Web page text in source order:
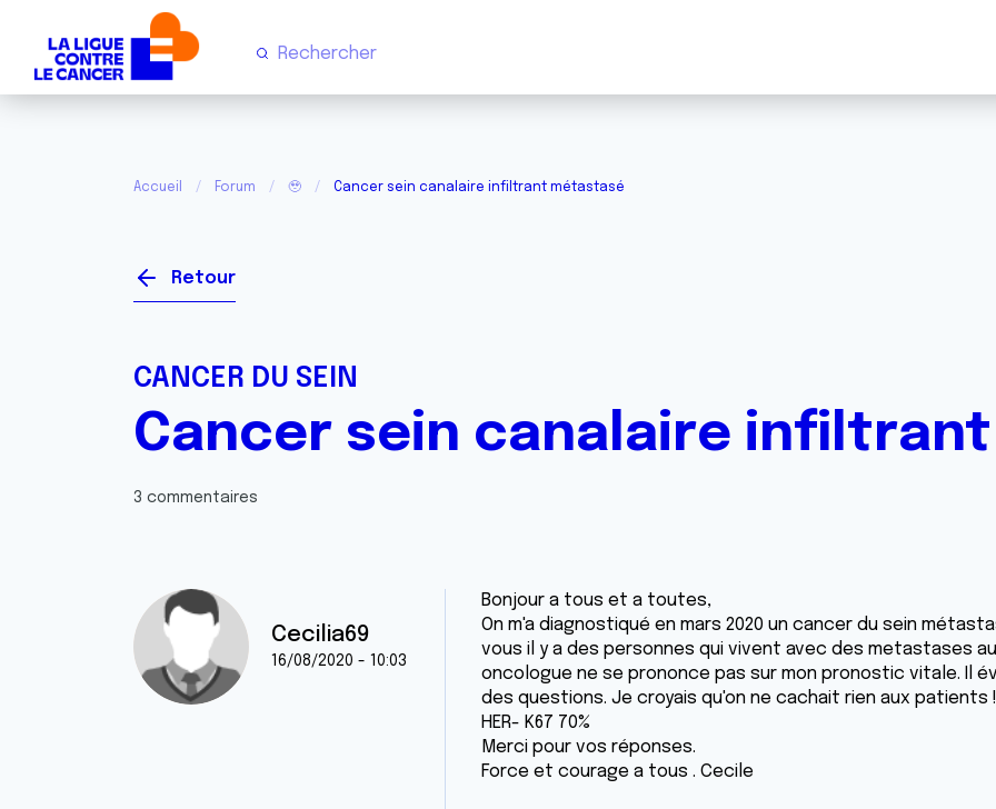
Accueil Forum 🥹 Cancer sein canalaire infiltrant métastasé
Retour
CANCER DU SEIN
Cancer sein canalaire
3 commentaires
Cecilia69
16/08/2020 - 10:03
Bonjour a tous et a toutes,
On m'a diagnostiqué en mars 2020 un cancer du sein
vous il y a des personnes qui vivent avec des metastases
oncologue ne se prononce pas sur mon pronostic vitale. Il
des questions. Je croyais qu'on ne cachait rien aux patients
HER- K67 70%
Merci pour vos réponses.
Force et courage a tous . Cecile